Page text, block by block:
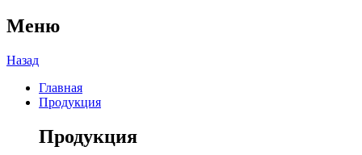
Меню
Назад
Главная
Продукция
Продукция